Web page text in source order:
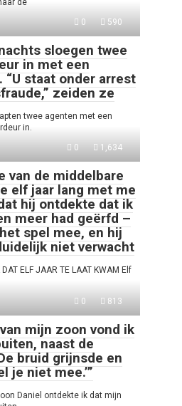
0 590
sloegen twee
in met een
staat onder arrest
zeiden ze
twee agenten met een
in.
0 1,634
van de middelbare
elf jaar lang met me
hij ontdekte dat ik
meer had geërfd –
spel mee, en hij
niet verwacht
ELF JAAR TE LAAT KWAM Elf
0 813
mijn zoon vond ik
naast de
bruid grijnsde en
je niet mee.’”
Daniel ontdekte ik dat mijn